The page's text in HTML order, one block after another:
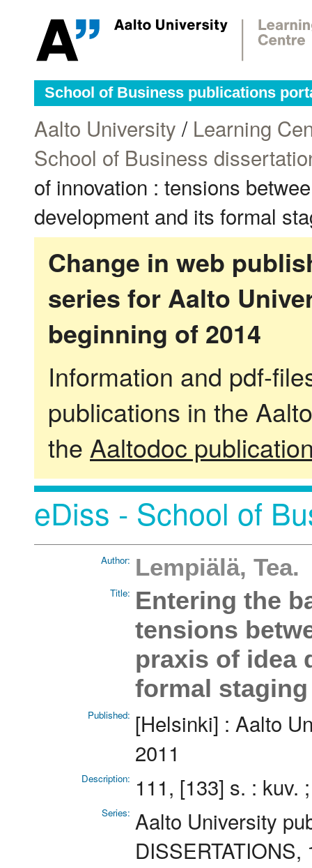
School of Business publications
Aalto University / Learning
School of Business
of innovation : tensions
development and its formal
Change in web
series for Aalto
beginning of 2014
Information and pdf-
publications in the
the Aaltodoc
eDiss - School of
Author: Lempiälä, Tea.
Title: Entering the
tensions
praxis of idea
formal
Published: [Helsinki] : Aalto
2011
Description: 111, [133] s. : kuv.
Series: Aalto University